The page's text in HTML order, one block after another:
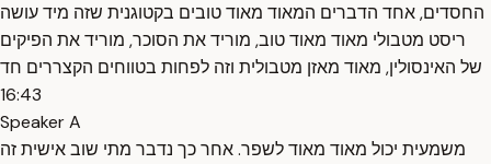
החסדים, אחד הדברים המאוד מאוד טובים בקטוגנית שזה מיד עושה
ריסט מטבולי מאוד מאוד טוב, מוריד את הסוכר, מוריד את הפיקים
של האינסולין, מאוד מאזן מטבולית וזה לפחות בטווחים הקצררים חד
16:43
Speaker A
משמעית יכול מאוד מאוד לשפר. אחר כך נדבר מתי שוב אישית זה